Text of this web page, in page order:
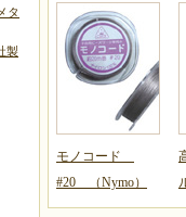
モノコード
#20 （Nymo）
タ
製